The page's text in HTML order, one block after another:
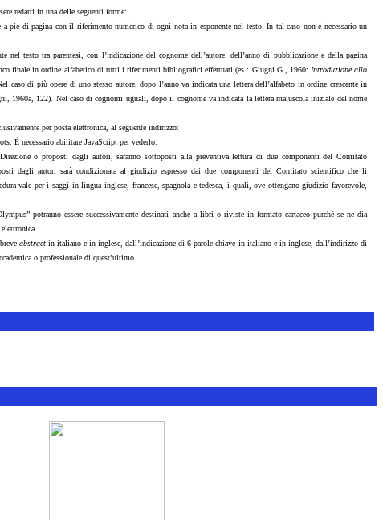
redatti in una delle seguenti forme:
a piè di pagina con il riferimento numerico di ogni nota in esponente nel testo. In tal caso non è necessario un
testo tra parentesi, con l’indicazione del cognome dell’autore, dell’anno di pubblicazione e della pagina
finale in ordine alfabetico di tutti i riferimenti bibliografici effettuati (es.: Giugni G., 1960: Introduzione allo
caso di più opere di uno stesso autore, dopo l’anno va indicata una lettera dell’alfabeto in ordine crescente in
1960a, 122). Nel caso di cognomi uguali, dopo il cognome va indicata la lettera maiuscola iniziale del nome
per posta elettronica, al seguente indirizzo:
È necessario abilitare JavaScript per vederlo.
o proposti dagli autori, saranno sottoposti alla preventiva lettura di due componenti del Comitato
dagli autori sarà condizionata al giudizio espresso dai due componenti del Comitato scientifico che li
vale per i saggi in lingua inglese, francese, spagnola e tedesca, i quali, ove ottengano giudizio favorevole,
potranno essere successivamente destinati anche a libri o riviste in formato cartaceo purché se ne dia
abstractin italiano e in inglese, dall’indicazione di 6 parole chiave in italiano e in inglese, dall’indirizzo di
o professionale di quest’ultimo.